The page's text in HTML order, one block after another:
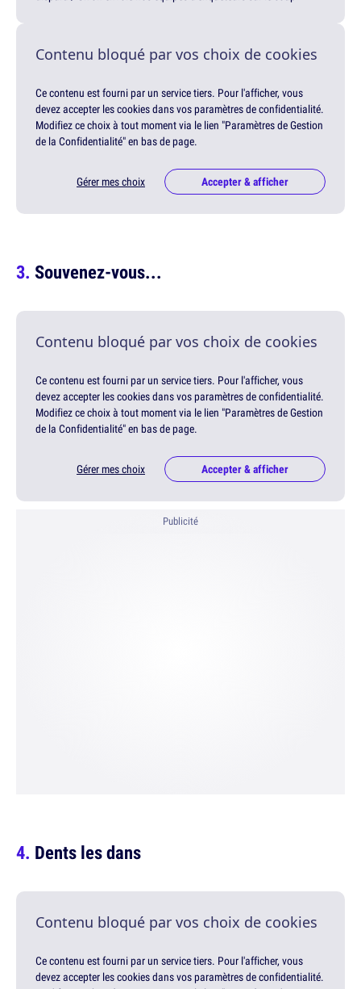
Contenu bloqué par vos choix de cookies
Ce contenu est fourni par un service tiers. Pour l'afficher, vous
devez accepter les cookies dans vos paramètres de confidentialité.
Modifiez ce choix à tout moment via le lien "Paramètres de Gestion
de la Confidentialité" en bas de page.
Gérer mes choix Accepter & afficher
Souvenez-vous...
Contenu bloqué par vos choix de cookies
Ce contenu est fourni par un service tiers. Pour l'afficher, vous
devez accepter les cookies dans vos paramètres de confidentialité.
Modifiez ce choix à tout moment via le lien "Paramètres de Gestion
de la Confidentialité" en bas de page.
Gérer mes choix Accepter & afficher
Publicité
Dents les dans
Contenu bloqué par vos choix de cookies
Ce contenu est fourni par un service tiers. Pour l'afficher, vous
devez accepter les cookies dans vos paramètres de confidentialité.